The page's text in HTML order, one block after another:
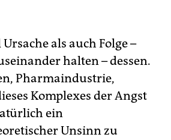
als auch Folge –
halten – dessen.
Pharmaindustrie,
Komplexes der Angst
ein
Unsinn zu